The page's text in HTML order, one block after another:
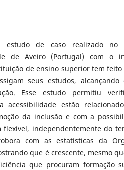
estudo de caso realizado no
de Aveiro (Portugal) com o
de ensino superior tem
seus estudos, alcançando
Esse estudo permitiu
acessibilidade estão
da inclusão e com a
flexível, independentemente do
com as estatísticas da
que é crescente, mesmo
que procuram formação